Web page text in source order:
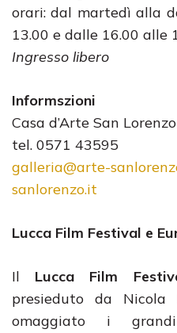
orari: dal martedì alla
13.00 e dalle 16.00 alle
Ingresso libero
Informszioni
Casa d’Arte San Lorenzo
tel. 0571 43595
galleria@arte-
sanlorenzo.it
Lucca Film Festival e
Il Lucca Film
presieduto da
omaggiato i